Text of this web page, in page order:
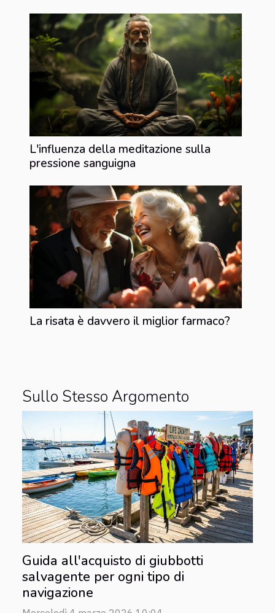
L'influenza della meditazione sulla
pressione sanguigna
La risata è davvero il miglior farmaco?
Sullo Stesso Argomento
Guida all'acquisto di giubbotti
salvagente per ogni tipo di
navigazione